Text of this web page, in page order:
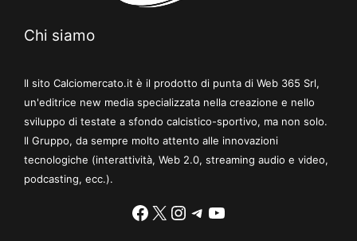
Chi siamo
Il sito Calciomercato.it è il prodotto di punta di Web 365 Srl,
un'editrice new media specializzata nella creazione e nello
sviluppo di testate a sfondo calcistico-sportivo, ma non solo.
Il Gruppo, da sempre molto attento alle innovazioni
tecnologiche (interattività, Web 2.0, streaming audio e video,
podcasting, ecc.).
Facebook
X Instagram
Telegram
YouTube